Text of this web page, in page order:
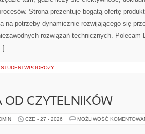
Strona prezentuje bogatą ofertę
na potrzeby dynamicznie rozwijającego się
rozwiązań technicznych. Polecam
STUDENTWPODROZY
OD CZYTELNIKÓW
CZE - 27 - 2026 MOŻLIWOŚĆ